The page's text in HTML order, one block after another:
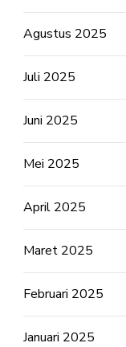
Agustus 2025
Juli 2025
Juni 2025
Mei 2025
April 2025
Maret 2025
Februari 2025
Januari 2025